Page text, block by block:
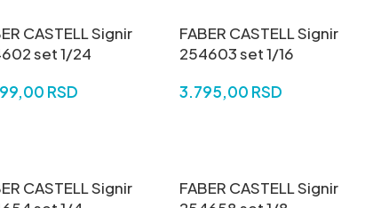
CASTELL Signir
set 1/24
RSD
FABER CASTELL Signir
254603 set 1/16
3.795,00 RSD
CASTELL Signir
FABER CASTELL Signir